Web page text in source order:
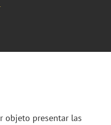
objeto presentar las